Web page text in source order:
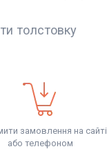
толстовку
замовлення на сайті
або телефоном